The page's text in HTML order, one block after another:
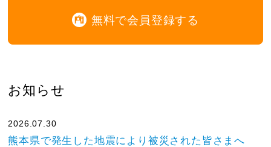
無料で会員登録する
お知らせ
2026.07.30
熊本県で発生した地震により被災された皆さまへ